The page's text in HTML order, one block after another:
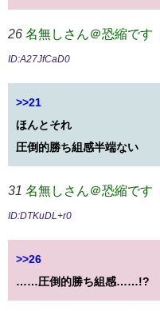
26 名無しさん＠恐縮です
ID:A27JfCaD0
>>21
ほんとそれ
圧倒的勝ち組感半端ない
31 名無しさん＠恐縮です
ID:DTKuDL+r0
>>26
……圧倒的勝ち組感……!?